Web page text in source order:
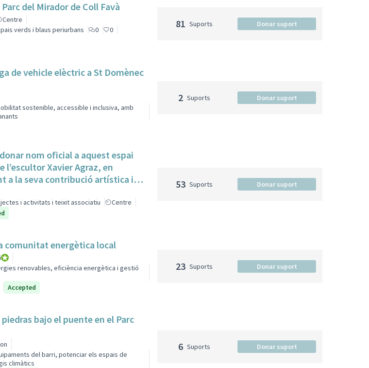
del Mirador de Coll Favà
Centre
verds i blaus periurbans
0
0
81 Suports Donar suport
de vehicle elèctric a St Domènec
sostenible, accessible i inclusiva, amb
2 Suports Donar suport
nom oficial a aquest espai
l’escultor Xavier Agraz, en
a la seva contribució artística i
i activitats i teixit associatiu
Centre
53 Suports Donar suport
comunitat energètica local
Consell de Barri
renovables, eficiència energètica i gestió
Accepted
23 Suports Donar suport
bajo el puente en el Parc
del barri, potenciar els espais de
climàtics
6 Suports Donar suport